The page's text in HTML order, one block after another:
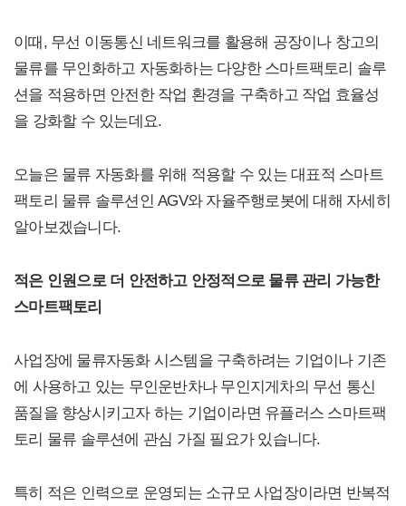
이때, 무선 이동통신 네트워크를 활용해 공장이나 창고의
물류를 무인화하고 자동화하는 다양한 스마트팩토리 솔루
션을 적용하면 안전한 작업 환경을 구축하고 작업 효율성
을 강화할 수 있는데요.
오늘은 물류 자동화를 위해 적용할 수 있는 대표적 스마트
팩토리 물류 솔루션인 AGV와 자율주행로봇에 대해 자세히
알아보겠습니다.
적은 인원으로 더 안전하고 안정적으로 물류 관리 가능한
스마트팩토리
사업장에 물류자동화 시스템을 구축하려는 기업이나 기존
에 사용하고 있는 무인운반차나 무인지게차의 무선 통신
품질을 향상시키고자 하는 기업이라면 유플러스 스마트팩
토리 물류 솔루션에 관심 가질 필요가 있습니다.
특히 적은 인력으로 운영되는 소규모 사업장이라면 반복적